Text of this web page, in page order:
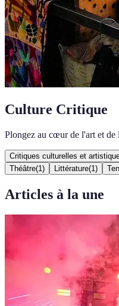
Culture Critique
Plongez au cœur de l'art et de
Critiques culturelles et
Théâtre(1 ) Littérature(1 )
Articles à la une